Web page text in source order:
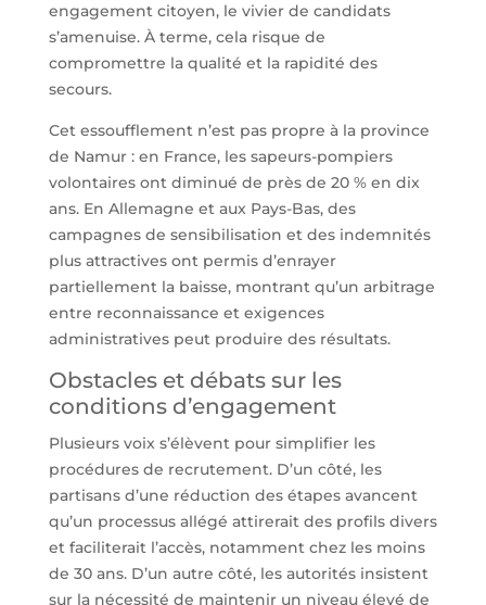
engagement citoyen, le vivier de candidats
s’amenuise. À terme, cela risque de
compromettre la qualité et la rapidité des
secours.
Cet essoufflement n’est pas propre à la province
de Namur : en France, les sapeurs-pompiers
volontaires ont diminué de près de 20 % en dix
ans. En Allemagne et aux Pays-Bas, des
campagnes de sensibilisation et des indemnités
plus attractives ont permis d’enrayer
partiellement la baisse, montrant qu’un arbitrage
entre reconnaissance et exigences
administratives peut produire des résultats.
Obstacles et débats sur les
conditions d’engagement
Plusieurs voix s’élèvent pour simplifier les
procédures de recrutement. D’un côté, les
partisans d’une réduction des étapes avancent
qu’un processus allégé attirerait des profils divers
et faciliterait l’accès, notamment chez les moins
de 30 ans. D’un autre côté, les autorités insistent
sur la nécessité de maintenir un niveau élevé de